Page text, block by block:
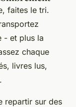
faites le tri.
- et plus la
chaque
livres lus,
repartir sur des